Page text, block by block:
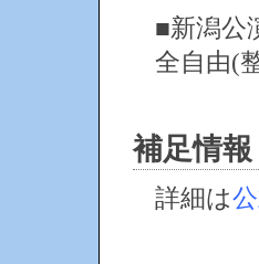
■新潟公
全自由(
補足情報
詳細は